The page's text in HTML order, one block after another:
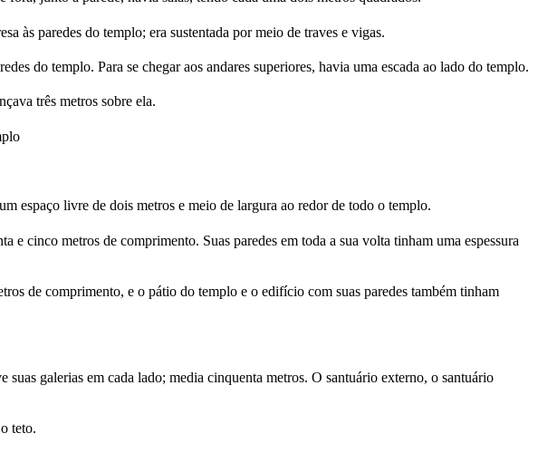
às paredes do templo; era sustentada por meio de traves e vigas.
do templo. Para se chegar aos andares superiores, havia uma escada ao lado do templo.
três metros sobre ela.
espaço livre de dois metros e meio de largura ao redor de todo o templo.
cinco metros de comprimento. Suas paredes em toda a sua volta tinham uma espessura
de comprimento, e o pátio do templo e o edifício com suas paredes também tinham
galerias em cada lado; media cinquenta metros. O santuário externo, o santuário
teto.